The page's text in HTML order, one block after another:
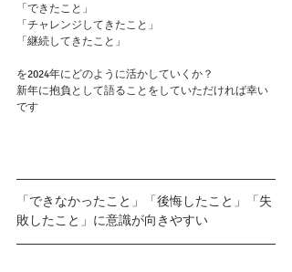
「できたこと」
「チャレンジしてきたこと」
「継続してきたこと」
を2024年にどのように活かしていくか？
新年に抱負として語ることをしていただければ幸い
です
「できなかったこと」「後悔したこと」「失
敗したこと」に意識が向きやすい